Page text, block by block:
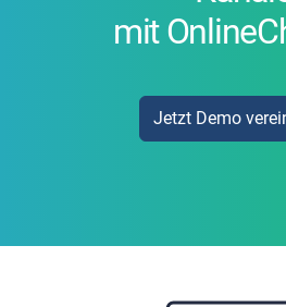
mit
Jetzt Demo